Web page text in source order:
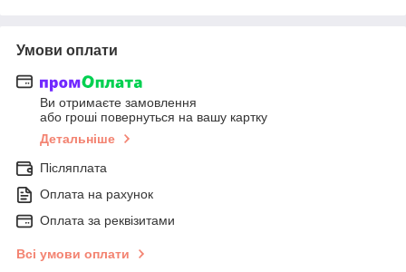
Умови оплати
Ви отримаєте замовлення
або гроші повернуться на вашу картку
Детальніше
Післяплата
Оплата на рахунок
Оплата за реквізитами
Всі умови оплати